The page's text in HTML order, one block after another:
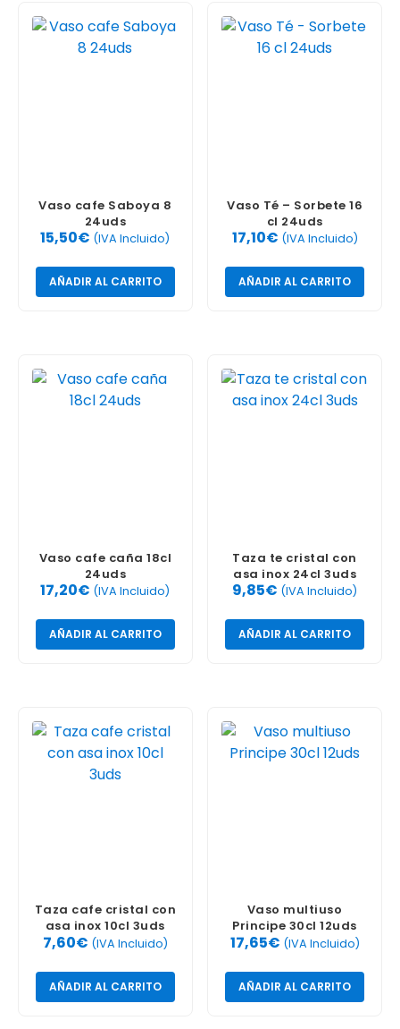
Vaso cafe Saboya 8
24uds
15,50€ (IVA Incluido)
AÑADIR AL CARRITO
Vaso Té – Sorbete 16
cl 24uds
17,10€ (IVA Incluido)
AÑADIR AL CARRITO
Vaso cafe caña 18cl
24uds
17,20€ (IVA Incluido)
AÑADIR AL CARRITO
Taza te cristal con
asa inox 24cl 3uds
9,85€ (IVA Incluido)
AÑADIR AL CARRITO
Taza cafe cristal con
asa inox 10cl 3uds
7,60€ (IVA Incluido)
AÑADIR AL CARRITO
Vaso multiuso
Principe 30cl 12uds
17,65€ (IVA Incluido)
AÑADIR AL CARRITO